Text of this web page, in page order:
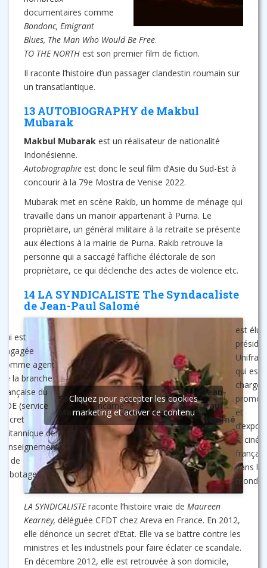
documentaires comme
Bondonc, Emigrant
Blues, The Man Who Would Be Free.
TO THE NORTH est son premier film de fiction.
Il raconte l’histoire d’un passager clandestin roumain sur
un transatlantique.
13 AUTOBIOGRAPHY de Makbul
Mubarak
Makbul Mubarak est un réalisateur de nationalité
Indonésienne.
Autobiographie est donc le seul film d’Asie du Sud-Est à
concourir à la 79e Mostra de Venise 2022.
Mubarak met en scène Rakib, un homme de ménage qui
travaille dans un manoir appartenant à Purna. Le
propriètaire, un général militaire à la retraite se présente
aux élections à la mairie de Purna. Rakib retrouve la
personne qui a saccagé l’affiche éléctorale de son
propriètaire, ce qui déclenche des actes de violence etc.
14 LA SYNDICALISTE The Syndacaliste
de Jean-Paul Salomé
qui est
engagée
comme agent
de la branche
française du
SOE (service
secret
britannique de
renseignement
et de
sabotage).
Sophie
Marceau
incarne
Louise
Desfontaines
. En
2013,
Jean-
Paul
Salomé
est élu
qui est
chargé
et
le
français
dans le
monde.
Cliquez pour accepter les cookies
marketing et activer ce contenu
LA SYNDICALISTEraconte l’histoire vraie de Maureen
Kearney, déléguée CFDT chez Areva en France. En 2012,
elle dénonce un secret d’Etat. Elle va se battre contre les
ministres et les industriels pour faire éclater ce scandale.
En décembre 2012, elle est retrouvée à son domicile,